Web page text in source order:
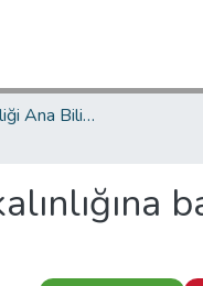
İnşaat Mühendisliği Ana Bilim Dalı / Civil Engineering Department